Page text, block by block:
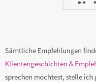
Sämtliche Empfehlungen
Klientengeschichten &
sprechen möchtest, stelle ich